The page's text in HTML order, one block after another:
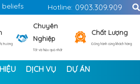
Hotline: 0903.309.909
trường
Chuyên
Nghiệp
Tốt và hiệu quả nhất
Chất Lượng
Đồng hành cùng khách hàng
DỊCH VỤ DỰ ÁN